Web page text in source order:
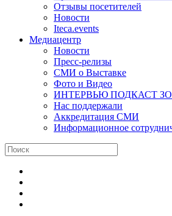
Отзывы посетителей
Новости
Iteca.events
Медиацентр
Новости
Пресс-релизы
СМИ о Выставке
Фото и Видео
ИНТЕРВЬЮ ПОДКАСТ
Нас поддержали
Аккредитация СМИ
Информационное